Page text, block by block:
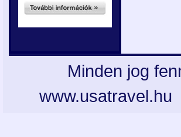
Minden jog
www.usatravel.hu